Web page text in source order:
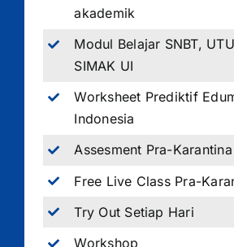
akademik
Modul Belajar SNBT,
SIMAK UI
Worksheet Prediktif
Indonesia
Assesment Pra-Karantina
Free Live Class Pra-
Try Out Setiap Hari
Workshop